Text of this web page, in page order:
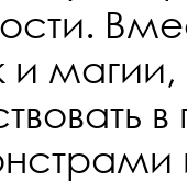
и магии,